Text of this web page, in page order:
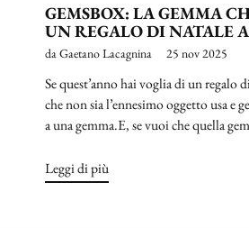
GEMSBOX: LA GEMMA
UN REGALO DI NATALE
da Gaetano Lacagnina 25 nov 2025
Se quest’anno hai voglia di un regalo
che non sia l’ennesimo oggetto usa e
a una gemma.E, se vuoi che quella
Leggi di più